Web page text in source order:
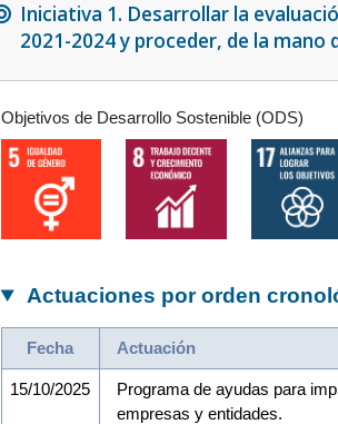
Iniciativa 1. Desarrollar la
2021-2024 y proceder, de la mano
Objetivos de Desarrollo Sostenible (ODS)
Actuaciones por orden
Fecha Actuación
15/10/2025
Programa de ayudas para
empresas y entidades.